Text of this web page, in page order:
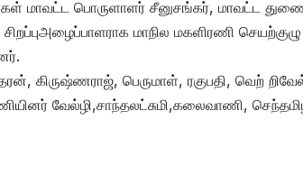
மாவட்ட பொருளாளர் சீனுசங்கர், மாவட்ட
மாநில மகளிரணி செயற்குழு
கிருஷ்ணராஜ், பெருமாள், ரகுபதி, வெற்
வேல்ழி,சாந்தலட்சுமி,கலைவாணி,